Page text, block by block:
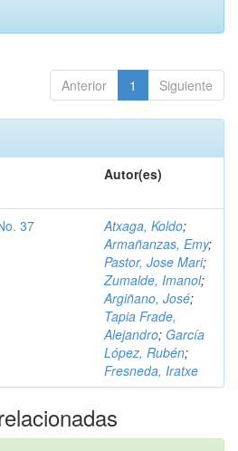
Anterior 1 Siguiente
Autor(es)
37 Atxaga, Koldo;
Armañanzas, Emy;
Pastor, Jose Mari;
Zumalde, Imanol;
Argiñano, José;
Tapia Frade,
Alejandro; García
López, Rubén;
Fresneda, Iratxe